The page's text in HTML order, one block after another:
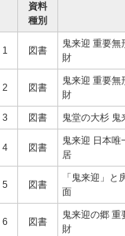
資料
種別
1 図書
鬼来迎 重要無
2 図書
鬼来迎 重要無
3 図書 鬼堂の
4 図書
鬼来迎 日本唯
5 図書
「鬼来迎」と
6 図書
鬼来迎の郷 重